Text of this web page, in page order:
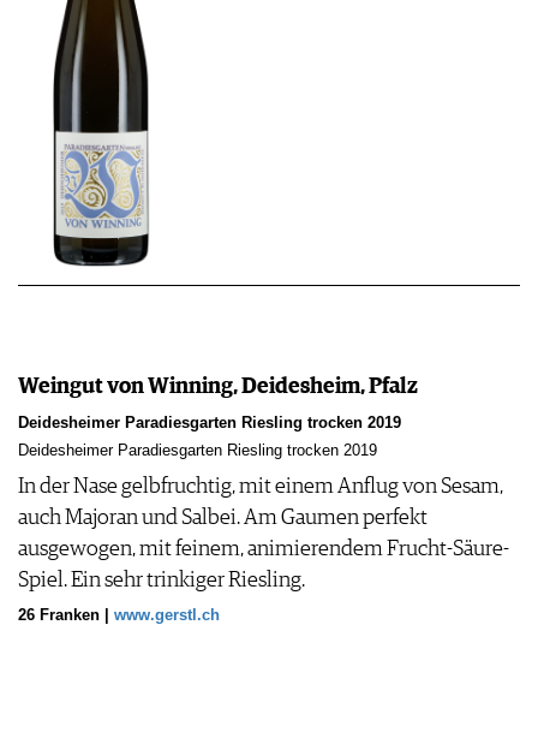
Weingut von Winning, Deidesheim, Pfalz
Deidesheimer Paradiesgarten Riesling trocken 2019
Deidesheimer Paradiesgarten Riesling trocken 2019
In der Nase gelbfruchtig, mit einem Anflug von Sesam,
auch Majoran und Salbei. Am Gaumen perfekt
ausgewogen, mit feinem, animierendem Frucht-Säure-
Spiel. Ein sehr trinkiger Riesling.
26 Franken | www.gerstl.ch